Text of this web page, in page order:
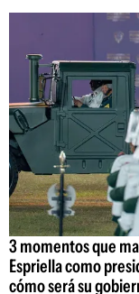
3 momentos que
Espriella como
cómo será su